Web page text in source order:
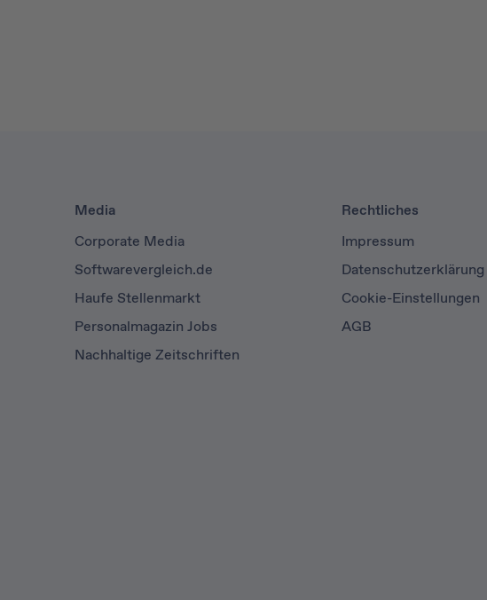
Media
Corporate Media
Softwarevergleich.de
Haufe Stellenmarkt
Personalmagazin Jobs
Nachhaltige Zeitschriften
Rechtliches
Impressum
Datenschutzerklärung
Cookie-Einstellungen
AGB